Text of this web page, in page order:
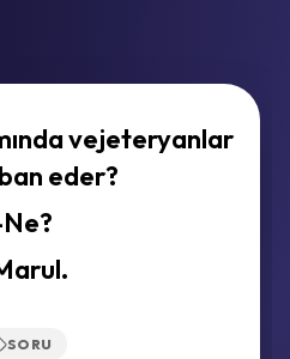
vejeteryanlar
eder?
SORU